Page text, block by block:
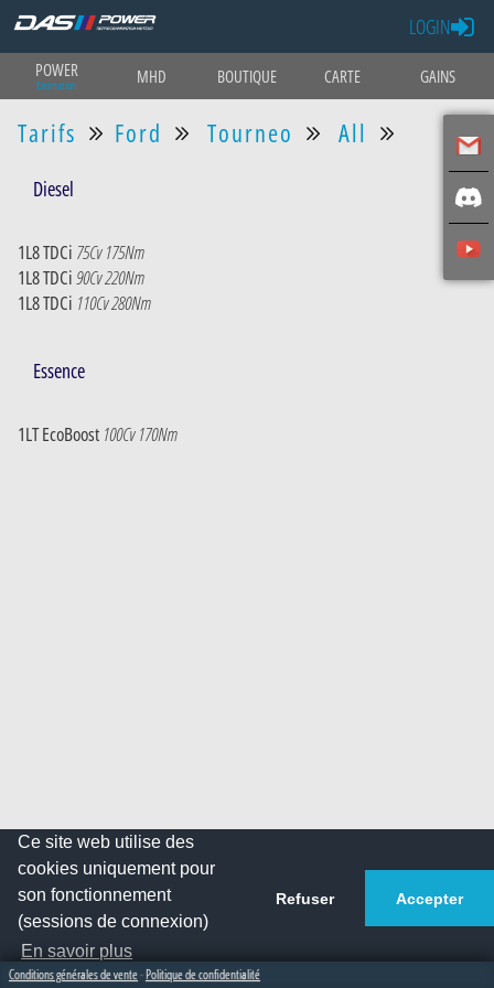
Ce site web utilise des
cookies uniquement pour
son fonctionnement
(sessions de connexion)
En savoir plus
Refuser Accepter
POWER
Estimation MHD BOUTIQUE CARTE GAINS
LOGIN
Tarifs Ford Tourneo All
Diesel
1L8 TDCi 75Cv 175Nm
1L8 TDCi90Cv 220Nm
1L8 TDCi 110Cv 280Nm
Essence
1LT EcoBoost 100Cv 170Nm
Conditions générales de vente-Politique de confidentialité